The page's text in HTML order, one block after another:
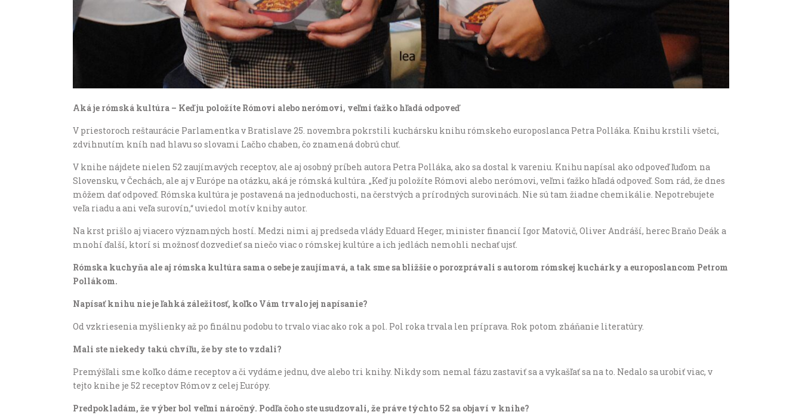
Aká je rómská kultúra – Keď ju položíte Rómovi alebo nerómovi, veľmi ťažko hľadá odpoveď
V priestoroch reštaurácie Parlamentka v Bratislave 25. novembra pokrstili kuchársku knihu rómskeho europoslanca Petra Polláka. Knihu krstili všetci,
zdvihnutím kníh nad hlavu so slovami Lačho chaben, čo znamená dobrú chuť.
V knihe nájdete nielen 52 zaujímavých receptov, ale aj osobný príbeh autora Petra Polláka, ako sa dostal k vareniu. Knihu napísal ako odpoveď ľuďom na
Slovensku, v Čechách, ale aj v Európe na otázku, aká je rómská kultúra. „Keď ju položíte Rómovi alebo nerómovi, veľmi ťažko hľadá odpoveď. Som rád, že dnes
môžem dať odpoveď. Rómska kultúra je postavená na jednoduchosti, na čerstvých a prírodných surovinách. Nie sú tam žiadne chemikálie. Nepotrebujete
veľa riadu a ani veľa surovín,“ uviedol motív knihy autor.
Na krst prišlo aj viacero významných hostí. Medzi nimi aj predseda vlády Eduard Heger, minister financií Igor Matovič, Oliver Andráší, herec Braňo Deák a
mnohí ďalší, ktorí si možnosť dozvedieť sa niečo viac o rómskej kultúre a ich jedlách nemohli nechať ujsť.
Rómska kuchyňa ale aj rómska kultúra sama o sebe je zaujímavá, a tak sme sa bližšie o porozprávali s autorom rómskej kuchárky a europoslancom Petrom
Pollákom.
Napísať knihu nie je ľahká záležitosť, koľko Vám trvalo jej napísanie?
Od vzkriesenia myšlienky až po finálnu podobu to trvalo viac ako rok a pol. Pol roka trvala len príprava. Rok potom zháňanie literatúry.
Mali ste niekedy takú chvíľu, že by ste to vzdali?
Premýšľali sme koľko dáme receptov a či vydáme jednu, dve alebo tri knihy. Nikdy som nemal fázu zastaviť sa a vykašľať sa na to. Nedalo sa urobiť viac, v
tejto knihe je 52 receptov Rómov z celej Európy.
Predpokladám, že výber bol veľmi náročný. Podľa čoho ste usudzovali, že práve týchto 52 sa objaví v knihe?